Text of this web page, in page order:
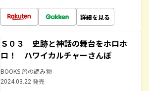
詳細を見る
Ｓ０３ 史跡と神話の舞台をホロホ
ロ！ ハワイカルチャーさんぽ
BOOKS 旅の読み物
2024.03.22 発売